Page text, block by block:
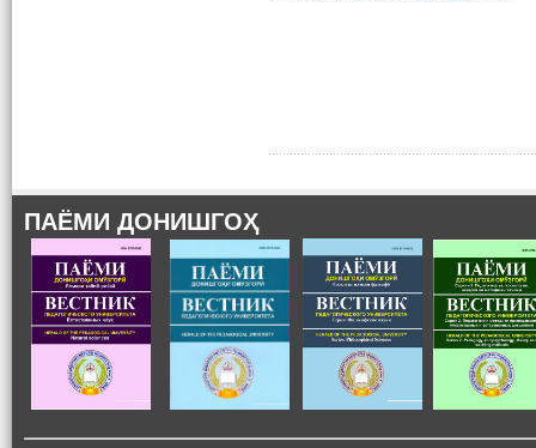
ПАЁМИ ДОНИШГОҲ